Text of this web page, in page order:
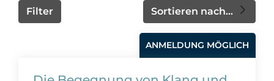
Sortieren nach...
Filter
ANMELDUNG MÖGLICH